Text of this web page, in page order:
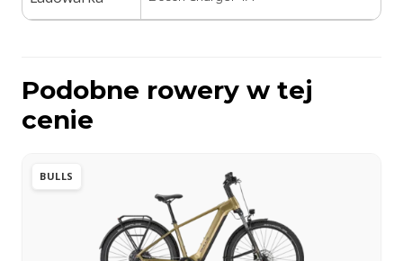
Podobne rowery w tej
cenie
BULLS